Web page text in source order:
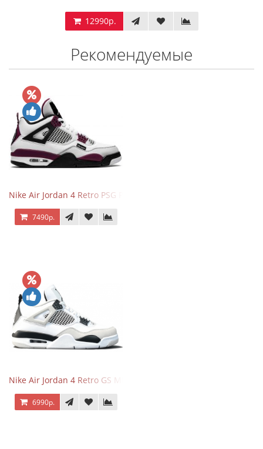
12990р.
Рекомендуемые
Nike Air Jordan 4 Retro PSG Paris Saint-Germain
7490р.
Nike Air Jordan 4 Retro GS Military Black
6990р.